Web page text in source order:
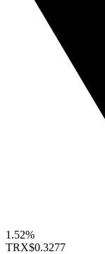
1.52%
TRX$0.3277